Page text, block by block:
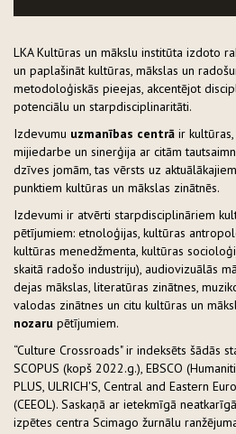
LKA Kultūras un mākslu institūta izdoto
un paplašināt kultūras, mākslas un
metodoloģiskās pieejas, akcentējot
potenciālu un starpdisciplinaritāti.
Izdevumu uzmanības centrā ir
mijiedarbe un sinerģija ar citām
dzīves jomām, tas vērsts uz
punktiem kultūras un mākslas zinātnēs.
Izdevumi ir atvērti starpdisciplināriem
pētījumiem: etnoloģijas, kultūras
kultūras menedžmenta, kultūras
skaitā radošo industriju), audiovizuālās
dejas mākslas, literatūras zinātnes,
valodas zinātnes un citu kultūras un
nozaru pētījumiem.
“Culture Crossroads" ir indeksēts šādās
SCOPUS (kopš 2022.g.), EBSCO
PLUS, ULRICH'S, Central and Eastern
(CEEOL). Saskaņā ar ietekmīgā
izpētes centra Scimago žurnālu